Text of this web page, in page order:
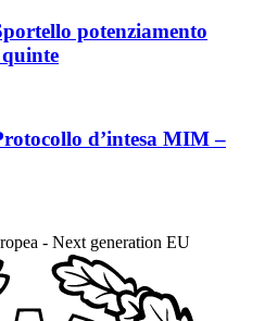
potenziamento
quinte
d’intesa MIM –